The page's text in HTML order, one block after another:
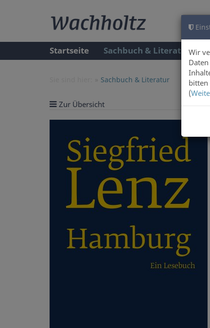
Wir
bitten
(
Startseite Sachbuch & Literatur
Sachbuch & Literatur
Zur Übersicht